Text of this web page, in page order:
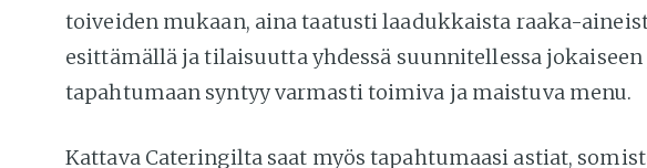
toiveiden mukaan, aina taatusti laadukkaista raaka-
esittämällä ja tilaisuutta yhdessä suunnitellessa
tapahtumaan syntyy varmasti toimiva ja maistuva menu.
Kattava Cateringilta saat myös tapahtumaasi astiat,